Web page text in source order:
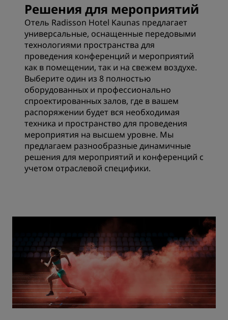
Решения для мероприятий
Отель Radisson Hotel Kaunas предлагает
универсальные, оснащенные передовыми
технологиями пространства для
проведения конференций и мероприятий
как в помещении, так и на свежем воздухе.
Выберите один из 8 полностью
оборудованных и профессионально
спроектированных залов, где в вашем
распоряжении будет вся необходимая
техника и пространство для проведения
мероприятия на высшем уровне. Мы
предлагаем разнообразные динамичные
решения для мероприятий и конференций с
учетом отраслевой специфики.